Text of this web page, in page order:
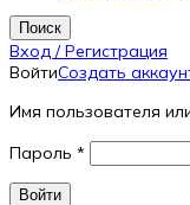
Поиск
Вход / Регистрация
ВойтиСоздать
Имя пользователя
Пароль *
Войти